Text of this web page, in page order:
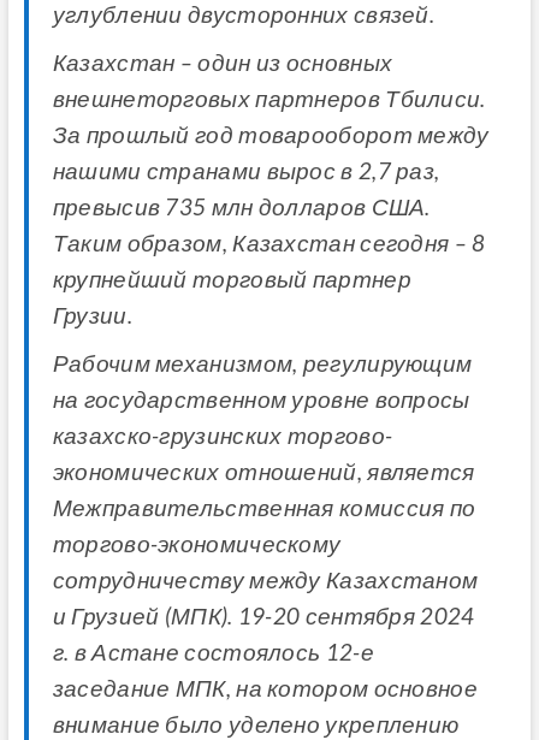
углублении двусторонних связей.
Казахстан – один из основных
внешнеторговых партнеров Тбилиси.
За прошлый год товарооборот между
нашими странами вырос в 2,7 раз,
превысив 735 млн долларов США.
Таким образом, Казахстан сегодня – 8
крупнейший торговый партнер
Грузии.
Рабочим механизмом, регулирующим
на государственном уровне вопросы
казахско-грузинских торгово-
экономических отношений, является
Межправительственная комиссия по
торгово-экономическому
сотрудничеству между Казахстаном
и Грузией (МПК). 19-20 сентября 2024
г. в Астане состоялось 12-е
заседание МПК, на котором основное
внимание было уделено укреплению